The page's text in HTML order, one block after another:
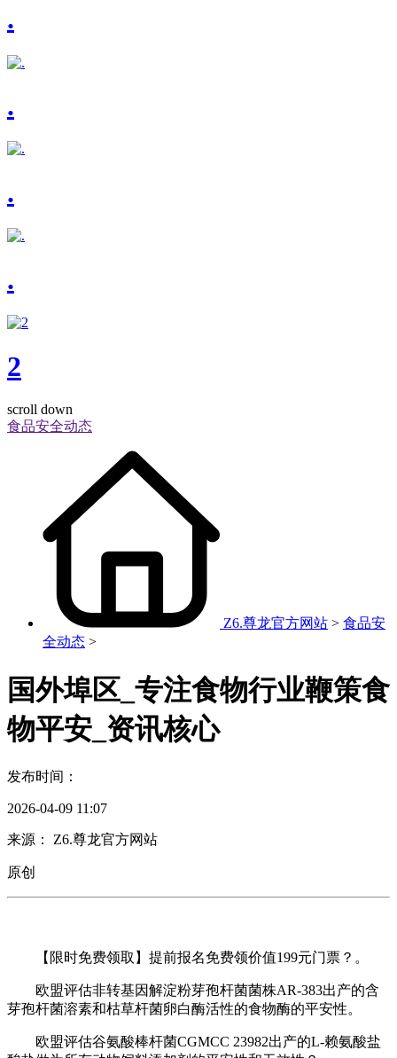
.
.
.
.
2
scroll down
食品安全动态
Z6.尊龙官方网站 > 食品安
全动态 >
国外埠区_专注食物行业鞭策食
物平安_资讯核心
发布时间：
2026-04-09 11:07
来源： Z6.尊龙官方网站
原创
【限时免费领取】提前报名免费领价值199元门票？。
欧盟评估非转基因解淀粉芽孢杆菌菌株AR-383出产的含
芽孢杆菌溶素和枯草杆菌卵白酶活性的食物酶的平安性。
欧盟评估谷氨酸棒杆菌CGMCC 23982出产的L-赖氨酸盐